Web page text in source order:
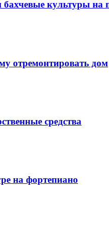
культуры на
отремонтировать дом
средства
на фортепиано